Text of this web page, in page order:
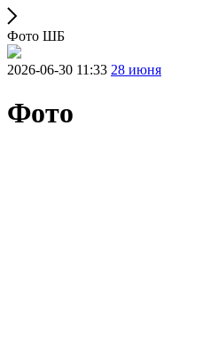
Фото ШБ
2026-06-30 11:33 28 июня
Фото